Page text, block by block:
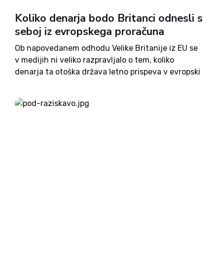
Koliko denarja bodo Britanci odnesli s
seboj iz evropskega proračuna
Ob napovedanem odhodu Velike Britanije iz EU se
v medijih ni veliko razpravljalo o tem, koliko
denarja ta otoška država letno prispeva v evropski
pokrita. Vprašanje ni nezanemarljivo, saj so...